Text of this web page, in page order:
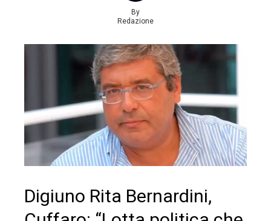
By
Redazione
Digiuno Rita Bernardini,